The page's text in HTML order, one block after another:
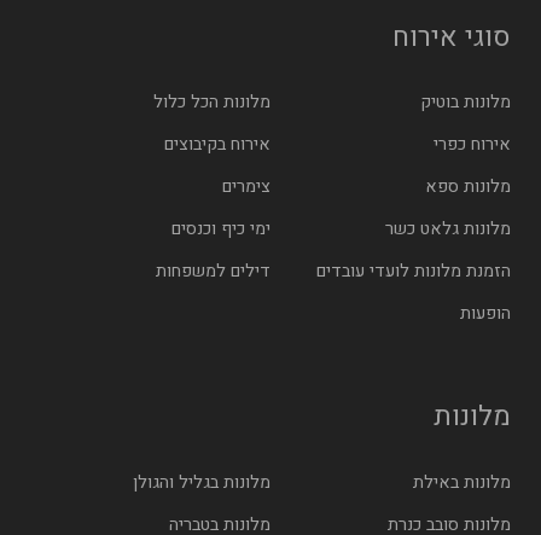
סוגי אירוח
מלונות בוטיק
מלונות הכל כלול
אירוח כפרי
אירוח בקיבוצים
מלונות ספא
צימרים
מלונות גלאט כשר
ימי כיף וכנסים
הזמנת מלונות לועדי עובדים
דילים למשפחות
הופעות
מלונות
מלונות באילת
מלונות בגליל והגולן
מלונות סובב כנרת
מלונות בטבריה